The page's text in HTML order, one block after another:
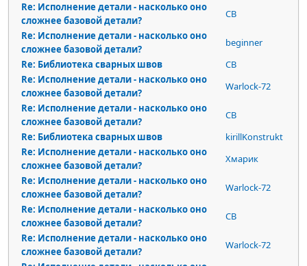
Re: Исполнение детали - насколько оно
сложнее базовой детали?
СВ
Re: Исполнение детали - насколько оно
сложнее базовой детали?
beginner
Re: Библиотека сварных швов
СВ
Re: Исполнение детали - насколько оно
сложнее базовой детали?
Warlock-72
Re: Исполнение детали - насколько оно
сложнее базовой детали?
СВ
Re: Библиотека сварных швов
kirillKonstrukt
Re: Исполнение детали - насколько оно
сложнее базовой детали?
Хмарик
Re: Исполнение детали - насколько оно
сложнее базовой детали?
Warlock-72
Re: Исполнение детали - насколько оно
сложнее базовой детали?
СВ
Re: Исполнение детали - насколько оно
сложнее базовой детали?
Warlock-72